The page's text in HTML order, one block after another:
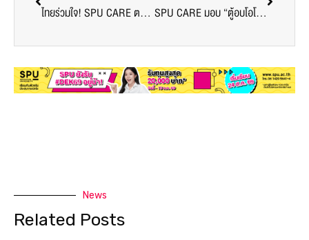
ไทยร่วมใจ! SPU CARE ตรวจความพร้อม “ศูนย์ฉีดวัคซีนโควิด-19 ม.ศรีปทุม” ครั้งที่1
SPU CARE มอบ “ตู้อบโอโซน” ตัวช่วยสู้ภัยการแพร่ระบาด COVID-19 ให้กับสถานีตำรวจนครบาลบางเขน
News
Related Posts